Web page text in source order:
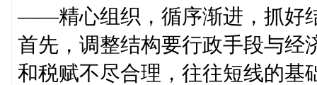
——精心组织，循序渐进，抓好
首先，调整结构要行政手段与经
和税赋不尽合理，往往短线的基